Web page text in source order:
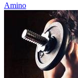
Amino